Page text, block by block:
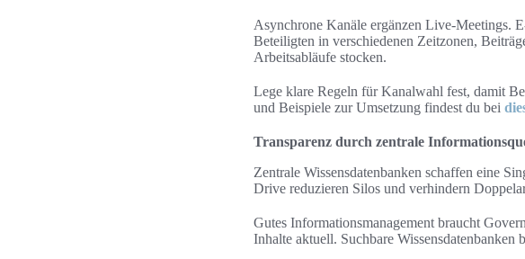
Asynchrone Kanäle ergänzen Live‑Meetings.
Beteiligten in verschiedenen Zeitzonen,
Arbeitsabläufe stocken.
Lege klare Regeln für Kanalwahl fest, damit
und Beispiele zur Umsetzung findest du bei
Transparenz durch zentrale
Zentrale Wissensdatenbanken schaffen eine
Drive reduzieren Silos und verhindern
Gutes Informationsmanagement braucht
Inhalte aktuell. Suchbare